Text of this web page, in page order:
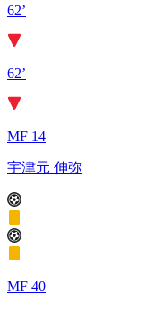
62’
62’
MF 14
宇津元 伸弥
MF 40